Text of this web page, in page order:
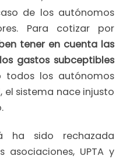
de los autónomos
Para cotizar por
tener en cuenta las
gastos subceptibles
los autónomos
el sistema nace injusto
ha sido rechazada
UPTA y